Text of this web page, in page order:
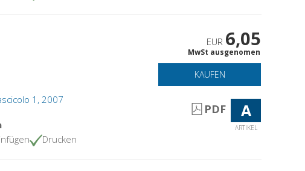
1, 2007
Drucken
EUR 6,05
MwSt ausgenomen
KAUFEN
PDF A
ARTIKEL